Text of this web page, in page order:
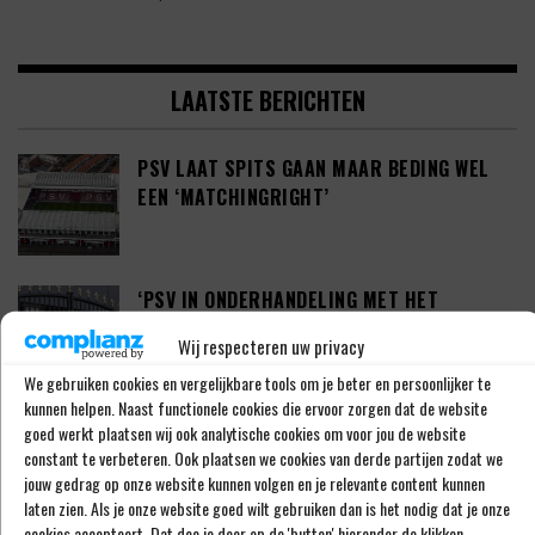
Wij respecteren uw privacy
We gebruiken cookies en vergelijkbare tools om je beter en persoonlijker te
kunnen helpen. Naast functionele cookies die ervoor zorgen dat de website
goed werkt plaatsen wij ook analytische cookies om voor jou de website
constant te verbeteren. Ook plaatsen we cookies van derde partijen zodat we
jouw gedrag op onze website kunnen volgen en je relevante content kunnen
laten zien. Als je onze website goed wilt gebruiken dan is het nodig dat je onze
LAATSTE BERICHTEN
PSV LAAT SPITS GAAN MAAR BEDING WEL
EEN ‘MATCHINGRIGHT’
‘PSV IN ONDERHANDELING MET HET
SCHOTSE RANGERS FC’
‘PSV WIL ZICH GAAN VERSTERKEN MET 29-
JARIGE ADAMA CAMARA’